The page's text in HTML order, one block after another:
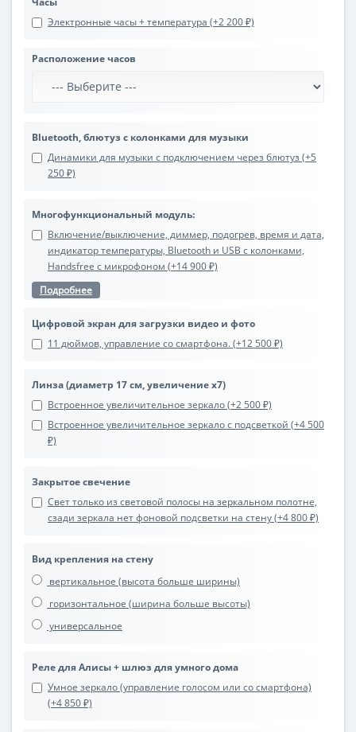
Электронные часы + температура (+2 200 ₽)
Расположение часов
Bluetooth, блютуз с колонками для музыки
Динамики для музыки с подключением через блютуз (+5
250 ₽)
Многофункциональный модуль:
Включение/выключение, диммер, подогрев, время и дата,
индикатор температуры, Bluetooth и USB с колонками,
Handsfree с микрофоном (+14 900 ₽)
Подробнее
Цифровой экран для загрузки видео и фото
11 дюймов, управление со смартфона. (+12 500 ₽)
Линза (диаметр 17 см, увеличение х7)
Встроенное увеличительное зеркало (+2 500 ₽)
Встроенное увеличительное зеркало с подсветкой (+4 500
₽)
Закрытое свечение
Свет только из световой полосы на зеркальном полотне,
сзади зеркала нет фоновой подсветки на стену (+4 800 ₽)
Вид крепления на стену
вертикальное (высота больше ширины)
горизонтальное (ширина больше высоты)
универсальное
Реле для Алисы + шлюз для умного дома
Умное зеркало (управление голосом или со смартфона)
(+4 850 ₽)